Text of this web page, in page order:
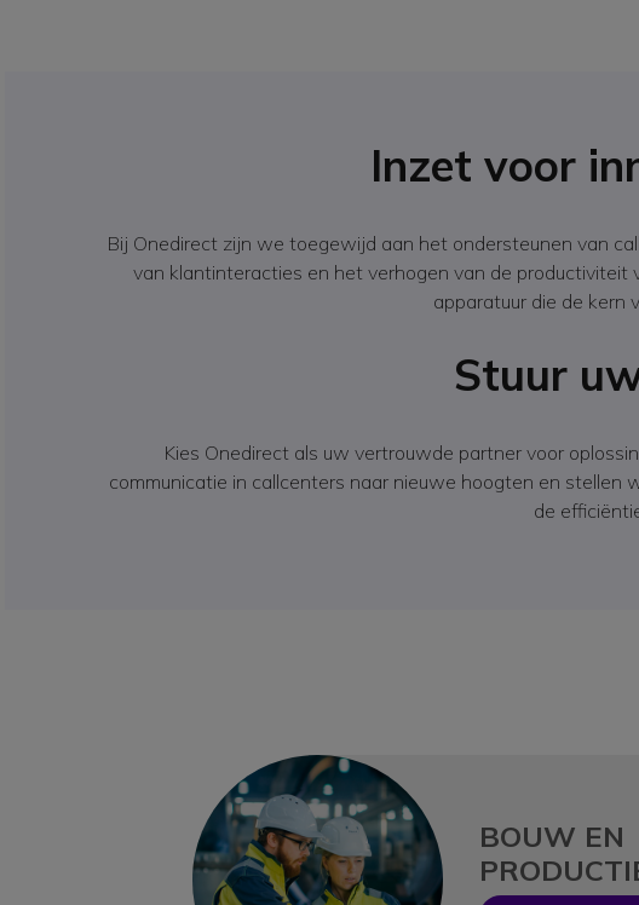
Inzet voor
Bij Onedirect zijn we toegewijd aan het ondersteunen van
van klantinteracties en het verhogen van de
apparatuur die de kern
Stuur
Kies Onedirect als uw vertrouwde partner voor
communicatie in callcenters naar nieuwe hoogten en
de
BOUW EN